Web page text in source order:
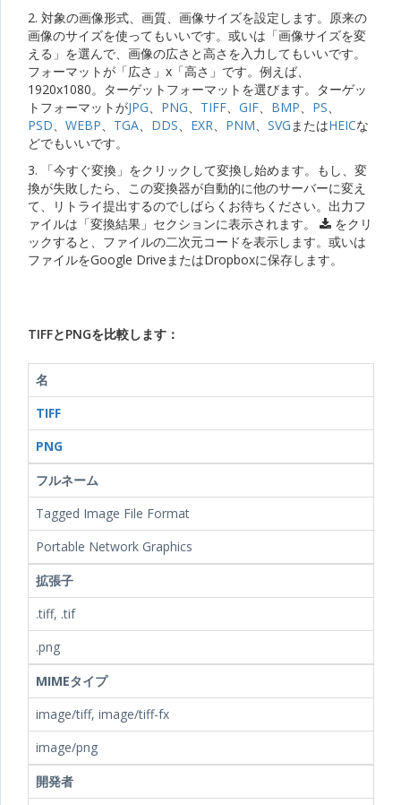
2. 対象の画像形式、画質、画像サイズを設定します。原来の
画像のサイズを使ってもいいです。或いは「画像サイズを変
える」を選んで、画像の広さと高さを入力してもいいです。
フォーマットが「広さ」x「高さ」です。例えば、
1920x1080。ターゲットフォーマットを選びます。ターゲッ
トフォーマットがJPG、 PNG、 TIFF、 GIF、 BMP、 PS、
PSD、 WEBP、 TGA、 DDS、 EXR、 PNM、 SVGまたはHEICな
どでもいいです。
3. 「今すぐ変換」をクリックして変換し始めます。もし、変
換が失敗したら、この変換器が自動的に他のサーバーに変え
て、リトライ提出するのでしばらくお待ちください。出力フ
ァイルは「変換結果」セクションに表示されます。
をクリ
ックすると、ファイルの二次元コードを表示します。或いは
ファイルをGoogle DriveまたはDropboxに保存します。
TIFFとPNGを比較します：
名
TIFF
PNG
フルネーム
Tagged Image File Format
Portable Network Graphics
拡張子
.tiff, .tif
.png
MIMEタイプ
image/tiff, image/tiff-fx
image/png
開発者